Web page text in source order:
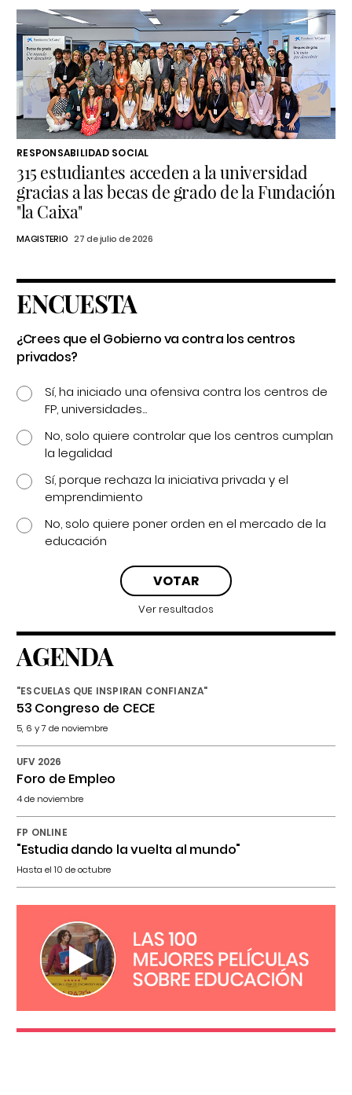
RESPONSABILIDAD SOCIAL
315 estudiantes acceden a la universidad
gracias a las becas de grado de la Fundación
"la Caixa"
MAGISTERIO 27 de julio de 2026
ENCUESTA
¿Crees que el Gobierno va contra los centros
privados?
Sí, ha iniciado una ofensiva contra los centros de
FP, universidades...
No, solo quiere controlar que los centros cumplan
la legalidad
Sí, porque rechaza la iniciativa privada y el
emprendimiento
No, solo quiere poner orden en el mercado de la
educación
Ver resultados
AGENDA
"ESCUELAS QUE INSPIRAN CONFIANZA"
53 Congreso de CECE
5, 6 y 7 de noviembre
UFV 2026
Foro de Empleo
4 de noviembre
FP ONLINE
"Estudia dando la vuelta al mundo"
Hasta el 10 de octubre